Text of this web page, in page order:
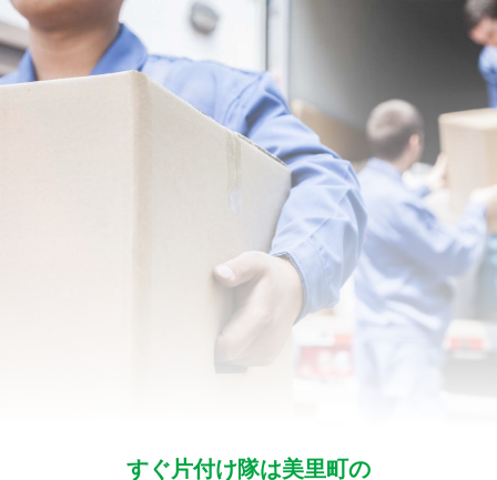
すぐ片付け隊は美里町の